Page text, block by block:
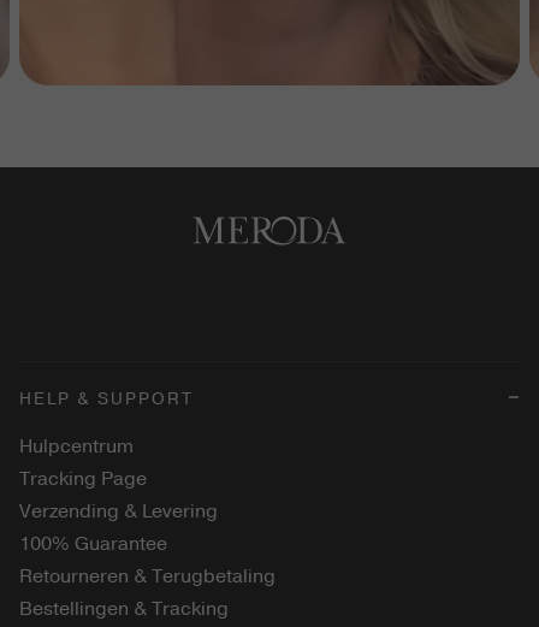
HELP & SUPPORT
Hulpcentrum
Tracking Page
Verzending & Levering
100% Guarantee
Retourneren & Terugbetaling
Bestellingen & Tracking